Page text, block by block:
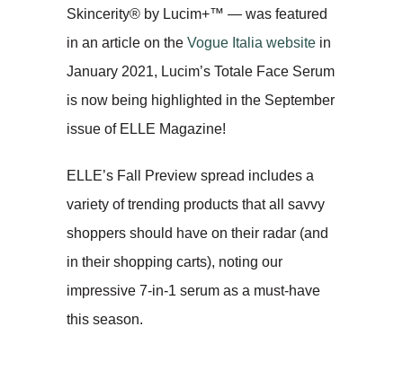
Skincerity® by Lucim+™ — was featured
in an article on the Vogue Italia website in
January 2021, Lucim’s Totale Face Serum
is now being highlighted in the September
issue of ELLE Magazine!
ELLE’s Fall Preview spread includes a
variety of trending products that all savvy
shoppers should have on their radar (and
in their shopping carts), noting our
impressive 7-in-1 serum as a must-have
this season.